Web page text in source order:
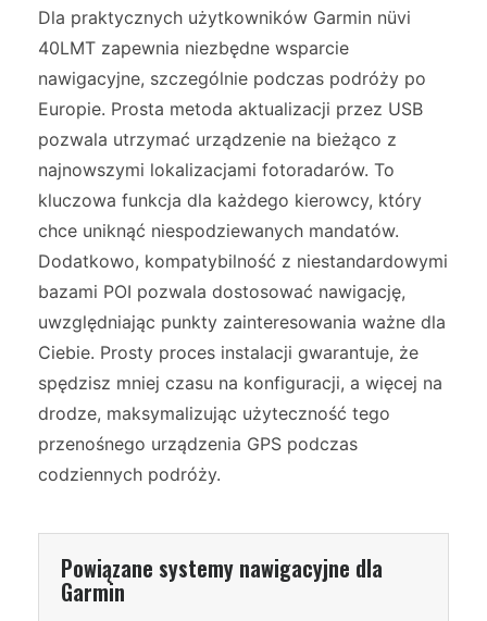
Dla praktycznych użytkowników Garmin nüvi
40LMT zapewnia niezbędne wsparcie
nawigacyjne, szczególnie podczas podróży po
Europie. Prosta metoda aktualizacji przez USB
pozwala utrzymać urządzenie na bieżąco z
najnowszymi lokalizacjami fotoradarów. To
kluczowa funkcja dla każdego kierowcy, który
chce uniknąć niespodziewanych mandatów.
Dodatkowo, kompatybilność z niestandardowymi
bazami POI pozwala dostosować nawigację,
uwzględniając punkty zainteresowania ważne dla
Ciebie. Prosty proces instalacji gwarantuje, że
spędzisz mniej czasu na konfiguracji, a więcej na
drodze, maksymalizując użyteczność tego
przenośnego urządzenia GPS podczas
codziennych podróży.
Powiązane systemy nawigacyjne dla
Garmin